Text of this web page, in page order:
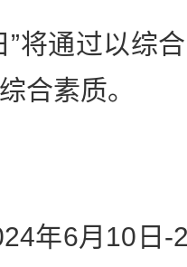
通过以综合
合素质。
6月10日-